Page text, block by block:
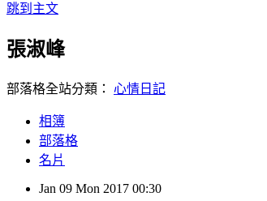
跳到主文
張淑峰
部落格全站分類： 心情日記
相簿
部落格
名片
Jan 09 Mon 2017 00:30